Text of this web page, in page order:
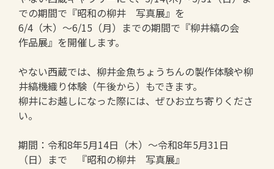
での期間で『昭和の柳井 写真展』を
6/4（木）～6/15（月）までの期間で『柳井縞の会
作品展』を開催します。
やない西蔵では、柳井金魚ちょうちんの製作体験や柳
井縞機織り体験（午後から）もできます。
柳井にお越しになった際には、ぜひお立ち寄りくださ
い。
期間：令和8年5月14日（木）～令和8年5月31日
（日）まで 『昭和の柳井 写真展』